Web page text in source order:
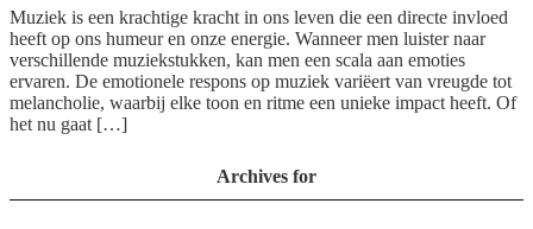
Muziek is een krachtige kracht in ons leven die een directe invloed
heeft op ons humeur en onze energie. Wanneer men luister naar
verschillende muziekstukken, kan men een scala aan emoties
ervaren. De emotionele respons op muziek variëert van vreugde tot
melancholie, waarbij elke toon en ritme een unieke impact heeft. Of
het nu gaat […]
Archives for